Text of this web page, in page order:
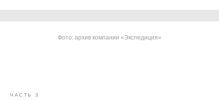
Фото: архив компании «Экспедиция»
ЧАСТЬ 3